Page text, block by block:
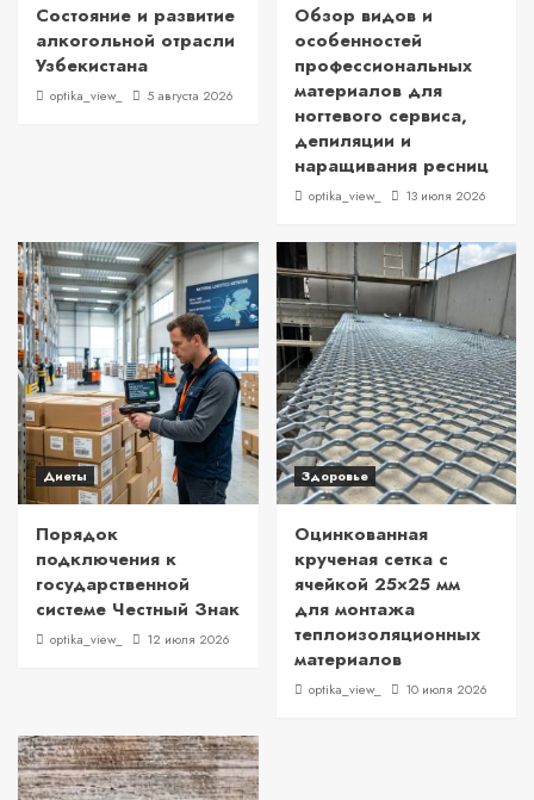
Состояние и развитие
алкогольной отрасли
Узбекистана
optika_view_ 5 августа 2026
Обзор видов и
особенностей
профессиональных
материалов для
ногтевого сервиса,
депиляции и
наращивания ресниц
optika_view_ 13 июля 2026
Диеты
Порядок
подключения к
государственной
системе Честный Знак
optika_view_ 12 июля 2026
Здоровье
Оцинкованная
крученая сетка с
ячейкой 25×25 мм
для монтажа
теплоизоляционных
материалов
optika_view_ 10 июля 2026